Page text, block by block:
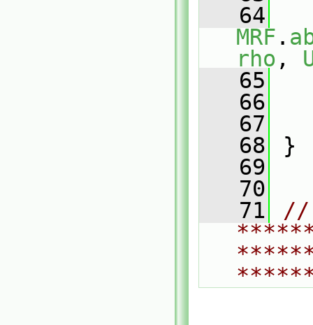
   64
MRF .
rho ,
   65
   66
   67
   68
}
   69
   70
   71
//